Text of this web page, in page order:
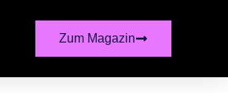
Zum Magazin